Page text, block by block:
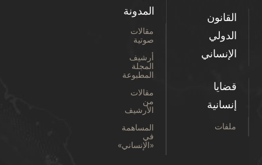
القانون
الدولي
الإنساني
قضايا
إنسانية
ملفات
المدونة
مقالات
صوتية
أرشيف
المجلة
المطبوعة
مقالات
من
الأرشيف
المساهمة
في
«الإنساني»